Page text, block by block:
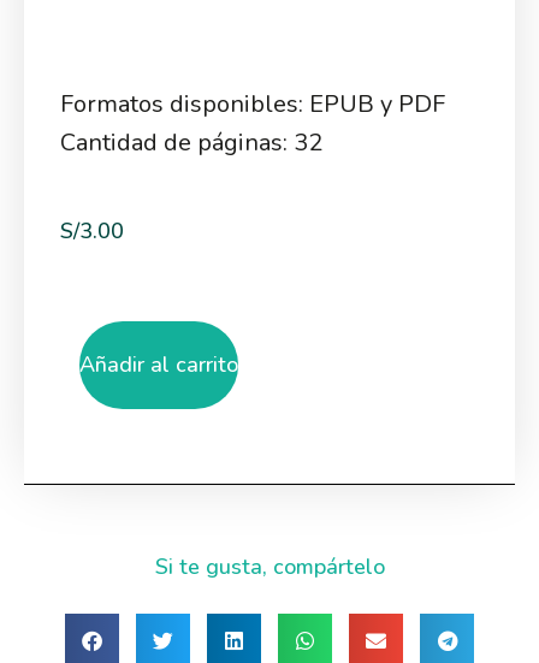
Formatos disponibles: EPUB y PDF
Cantidad de páginas: 32
S/3.00
Añadir al carrito
Si te gusta, compártelo